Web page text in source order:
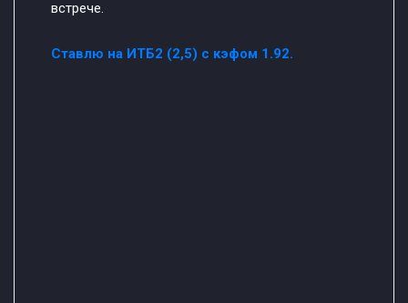
встрече.
Ставлю на ИТБ2 (2,5) с кэфом 1.92.